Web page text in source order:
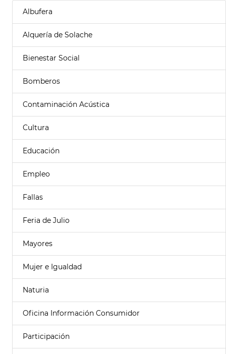
Albufera
Alquería de Solache
Bienestar Social
Bomberos
Contaminación Acústica
Cultura
Educación
Empleo
Fallas
Feria de Julio
Mayores
Mujer e Igualdad
Naturia
Oficina Información Consumidor
Participación